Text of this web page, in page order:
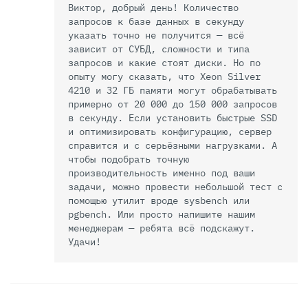
Виктор, добрый день! Количество
запросов к базе данных в секунду
указать точно не получится — всё
зависит от СУБД, сложности и типа
запросов и какие стоят диски. Но по
опыту могу сказать, что Xeon Silver
4210 и 32 ГБ памяти могут обрабатывать
примерно от 20 000 до 150 000 запросов
в секунду. Если установить быстрые SSD
и оптимизировать конфигурацию, сервер
справится и с серьёзными нагрузками. А
чтобы подобрать точную
производительность именно под ваши
задачи, можно провести небольшой тест с
помощью утилит вроде sysbench или
pgbench. Или просто напишите нашим
менеджерам — ребята всё подскажут.
Удачи!